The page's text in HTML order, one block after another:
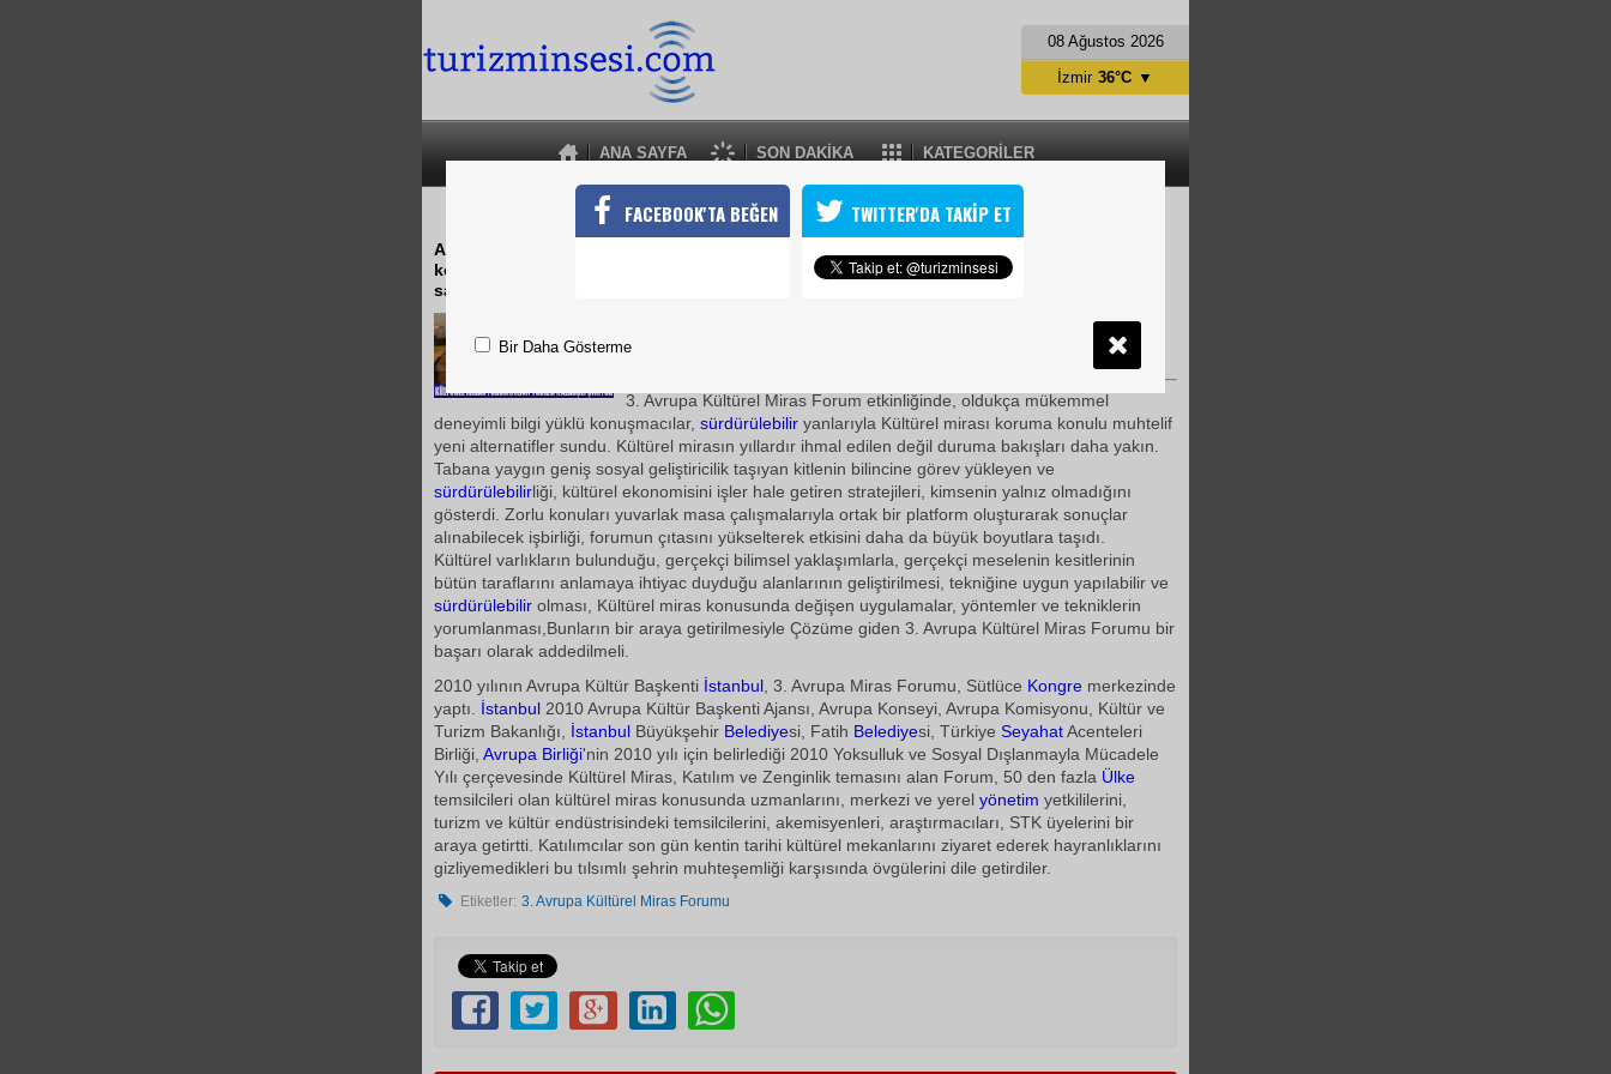
08 Ağustos 2026
ANA SAYFA SON DAKİKA KATEGORİLER
İzmir 36°C ▼
3.AVRUPA KÜLTÜREL MİRAS FORUMU
Ana temelinde Ülkenin değil tüm insanlığın ortak mirası olarak görülen kültürel miras
korundukça, daha çok ziyaretçi çekecek, Ülke turizmi dolayısıyla ekonomisi fayda
sağlıyacak
TURİZMİN SESİ-YILMAZ PARLAR
3. Avrupa Kültürel Miras Forum etkinliğinde, oldukça mükemmel
deneyimli bilgi yüklü konuşmacılar, sürdürülebilir yanlarıyla Kültürel mirası koruma konulu muhtelif
yeni alternatifler sundu. Kültürel mirasın yıllardır ihmal edilen değil duruma bakışları daha yakın.
Tabana yaygın geniş sosyal geliştiricilik taşıyan kitlenin bilincine görev yükleyen ve
sürdürülebilirliği, kültürel ekonomisini işler hale getiren stratejileri, kimsenin yalnız olmadığını
gösterdi. Zorlu konuları yuvarlak masa çalışmalarıyla ortak bir platform oluşturarak sonuçlar
alınabilecek işbirliği, forumun çıtasını yükselterek etkisini daha da büyük boyutlara taşıdı.
Kültürel varlıkların bulunduğu, gerçekçi bilimsel yaklaşımlarla, gerçekçi meselenin kesitlerinin
bütün taraflarını anlamaya ihtiyac duyduğu alanlarının geliştirilmesi, tekniğine uygun yapılabilir ve
sürdürülebilir olması, Kültürel miras konusunda değişen uygulamalar, yöntemler ve tekniklerin
yorumlanması,Bunların bir araya getirilmesiyle Çözüme giden 3. Avrupa Kültürel Miras Forumu bir
başarı olarak addedilmeli.
2010 yılının Avrupa Kültür Başkenti İstanbul , 3. Avrupa Miras Forumu, Sütlüce Kongre merkezinde
yaptı. İstanbul 2010 Avrupa Kültür Başkenti Ajansı, Avrupa Konseyi, Avrupa Komisyonu, Kültür ve
Turizm Bakanlığı, İstanbul Büyükşehir Belediyesi, Fatih Belediyesi, Türkiye SeyahatAcenteleri
Birliği, Avrupa Birliği'nin 2010 yılı için belirlediği 2010 Yoksulluk ve Sosyal Dışlanmayla Mücadele
Yılı çerçevesinde Kültürel Miras, Katılım ve Zenginlik temasını alan Forum, 50 den fazla Ülke
temsilcileri olan kültürel miras konusunda uzmanlarını, merkezi ve yerel yönetim yetkililerini,
turizm ve kültür endüstrisindeki temsilcilerini, akemisyenleri, araştırmacıları, STK üyelerini bir
araya getirtti. Katılımcılar son gün kentin tarihi kültürel mekanlarını ziyaret ederek hayranlıklarını
gizliyemedikleri bu tılsımlı şehrin muhteşemliği karşısında övgülerini dile getirdiler.
Etiketler: 3. Avrupa Kültürel Miras Forumu
FACEBOOK'TA BEĞEN TWITTER'DA TAKİP ET
Bir Daha Gösterme